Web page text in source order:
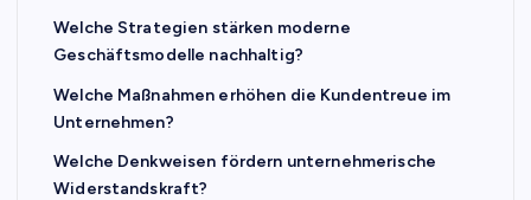
Welche Strategien stärken moderne
Geschäftsmodelle nachhaltig?
Welche Maßnahmen erhöhen die Kundentreue im
Unternehmen?
Welche Denkweisen fördern unternehmerische
Widerstandskraft?